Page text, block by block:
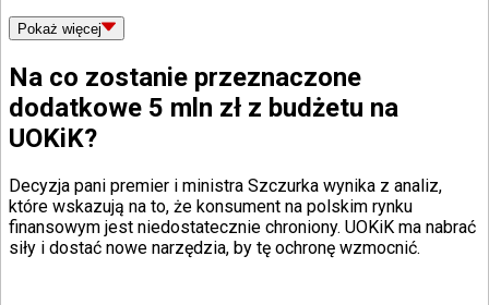
Pokaż więcej
Na co zostanie przeznaczone
dodatkowe 5 mln zł z budżetu na
UOKiK?
Decyzja pani premier i ministra Szczurka wynika z analiz,
które wskazują na to, że konsument na polskim rynku
finansowym jest niedostatecznie chroniony. UOKiK ma nabrać
siły i dostać nowe narzędzia, by tę ochronę wzmocnić.